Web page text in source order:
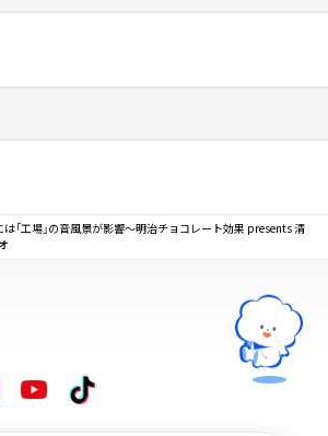
は「工場」の音風景が影響～明治チョコレート効果 presents 清